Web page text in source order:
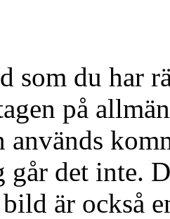
som du har
på
används
går det inte.
är också